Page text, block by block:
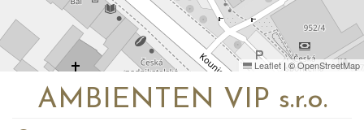
Leaflet | ©OpenStreetMap
AMBIENTEN VIP s.r.o.